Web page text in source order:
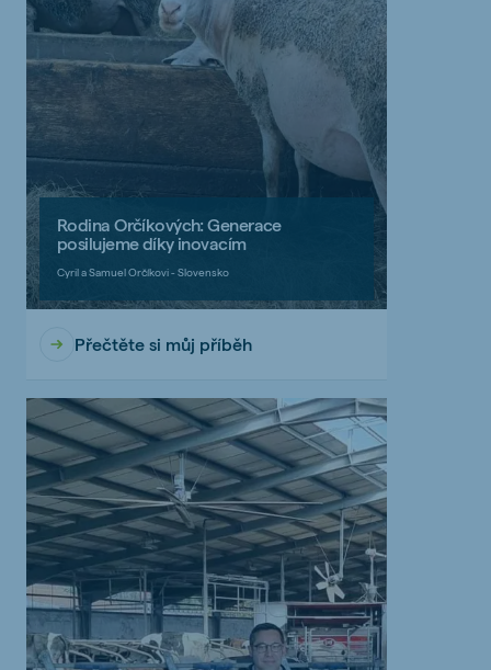
Rodina Orčíkových: Generace
posilujeme díky inovacím
Cyril a Samuel Orčíkovi - Slovensko
Přečtěte si můj příběh